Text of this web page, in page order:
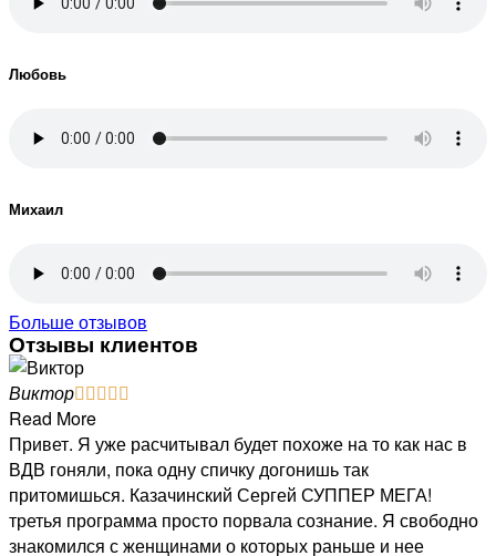
Любовь
Михаил
Больше отзывов
Отзывы клиентов
Виктор    
Read More
Привет. Я уже расчитывал будет похоже на то как нас в
ВДВ гоняли, пока одну спичку догонишь так
притомишься. Казачинский Сергей СУППЕР МЕГА!
третья программа просто порвала сознание. Я свободно
знакомился с женщинами о которых раньше и нее